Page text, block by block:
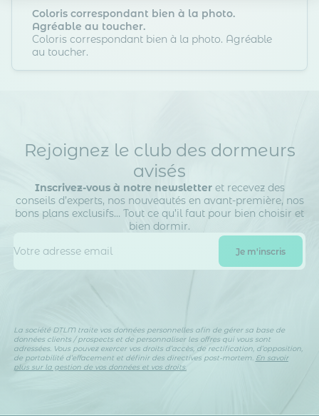
Notre plateforme vous permet d'adapter et de gérer vos
Coloris correspondant bien à la photo.
Agréable au toucher.
Coloris correspondant bien à la photo. Agréable
au toucher.
Rejoignez le club des dormeurs
avisés
Inscrivez-vous à notre newsletteret recevez des
conseils d’experts, nos nouveautés en avant-première, nos
bons plans exclusifs… Tout ce qu’il faut pour bien choisir et
bien dormir.
La société DTLM traite vos données personnelles afin de gérer sa base de
données clients / prospects et de personnaliser les offres qui vous sont
adressées. Vous pouvez exercer vos droits d’accès, de rectification, d’opposition,
de portabilité d’effacement et définir des directives post-mortem. En savoir
plus sur la gestion de vos données et vos droits.